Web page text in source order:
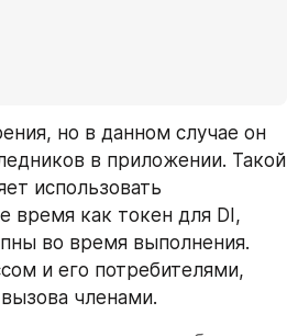
но в данном случае он
в приложении. Такой
использовать
время как токен для DI,
во время выполнения.
и его потребителями,
членами.